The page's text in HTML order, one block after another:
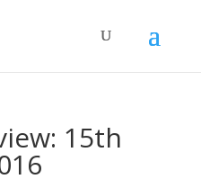
15th